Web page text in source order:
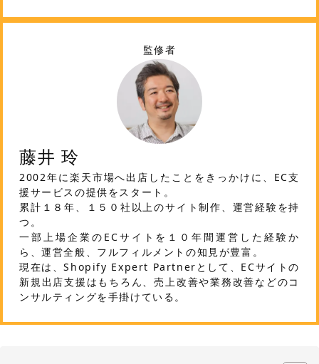
監修者
藤井 玲
2002年に楽天市場へ出店したことをきっかけに、EC支
援サービスの提供をスタート。
累計１８年、１５０社以上のサイト制作、運営経験を持
つ。
一部上場企業のECサイトを１０年間運営した経験か
ら、運営全般、フルフィルメントの知見が豊富。
現在は、Shopify Expert Partnerとして、ECサイトの
新規出店支援はもちろん、売上改善や業務改善などのコ
ンサルティングを手掛けている。